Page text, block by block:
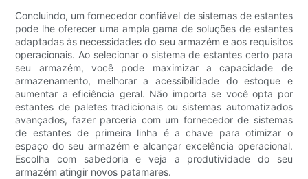
Concluindo, um fornecedor confiável de sistemas de estantes
pode lhe oferecer uma ampla gama de soluções de estantes
adaptadas às necessidades do seu armazém e aos requisitos
operacionais. Ao selecionar o sistema de estantes certo para
seu armazém, você pode maximizar a capacidade de
armazenamento, melhorar a acessibilidade do estoque e
aumentar a eficiência geral. Não importa se você opta por
estantes de paletes tradicionais ou sistemas automatizados
avançados, fazer parceria com um fornecedor de sistemas
de estantes de primeira linha é a chave para otimizar o
espaço do seu armazém e alcançar excelência operacional.
Escolha com sabedoria e veja a produtividade do seu
armazém atingir novos patamares.